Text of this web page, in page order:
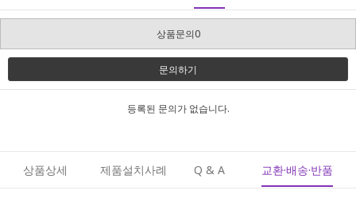
상품문의0
문의하기
등록된 문의가 없습니다.
상품상세 제품설치사례 Q & A 교환·배송·반품